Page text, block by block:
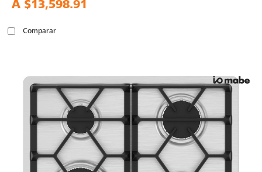
A $13,598.91
Comparar